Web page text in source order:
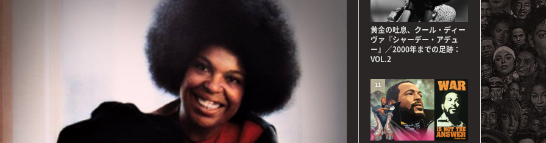
黄金の吐息、クール・ディー
ヴァ『シャーデー・アデュ
ー』／2000年までの足跡：
VOL.2
11